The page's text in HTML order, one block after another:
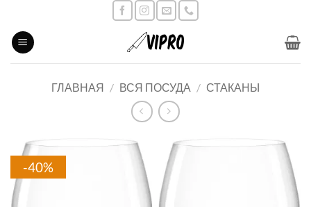
content
ГЛАВНАЯ / ВСЯ ПОСУДА / СТАКАНЫ
-40%